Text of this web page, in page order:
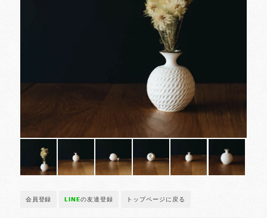
会員登録 LINEの友達登録 トップページに戻る